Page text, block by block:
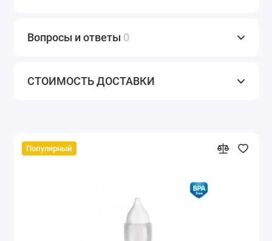
Вопросы и ответы 0
СТОИМОСТЬ ДОСТАВКИ
Популярный